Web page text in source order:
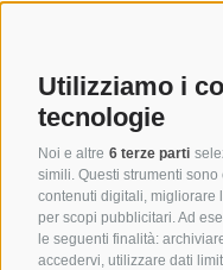
Utilizziamo i
tecnologie
Noi e altre 6 terze parti
simili. Questi strumenti
contenuti digitali, migliorare
per scopi pubblicitari. Ad
le seguenti finalità:
accedervi, utilizzare dati